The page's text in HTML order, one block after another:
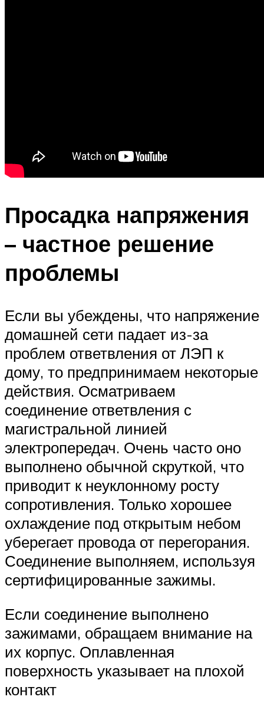
Просадка напряжения
– частное решение
проблемы
Если вы убеждены, что напряжение
домашней сети падает из-за
проблем ответвления от ЛЭП к
дому, то предпринимаем некоторые
действия. Осматриваем
соединение ответвления с
магистральной линией
электропередач. Очень часто оно
выполнено обычной скруткой, что
приводит к неуклонному росту
сопротивления. Только хорошее
охлаждение под открытым небом
уберегает провода от перегорания.
Соединение выполняем, используя
сертифицированные зажимы.
Если соединение выполнено
зажимами, обращаем внимание на
их корпус. Оплавленная
поверхность указывает на плохой
контакт